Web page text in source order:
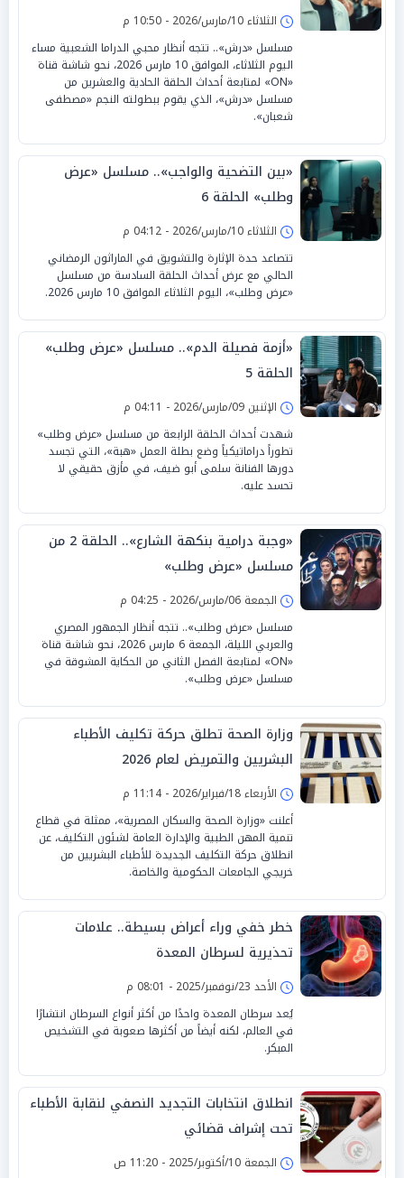
الثلاثاء 10/مارس/2026 - 10:50 م
مسلسل «درش».. تتجه أنظار محبي الدراما الشعبية مساء
اليوم الثلاثاء، الموافق 10 مارس 2026، نحو شاشة قناة
«ON» لمتابعة أحداث الحلقة الحادية والعشرين من
مسلسل «درش»، الذي يقوم ببطولته النجم «مصطفى
شعبان».
«بين التضحية والواجب».. مسلسل «عرض
وطلب» الحلقة 6
الثلاثاء 10/مارس/2026 - 04:12 م
تتصاعد حدة الإثارة والتشويق في الماراثون الرمضاني
الحالي مع عرض أحداث الحلقة السادسة من مسلسل
«عرض وطلب»، اليوم الثلاثاء الموافق 10 مارس 2026.
«أزمة فصيلة الدم».. مسلسل «عرض وطلب»
الحلقة 5
الإثنين 09/مارس/2026 - 04:11 م
شهدت أحداث الحلقة الرابعة من مسلسل «عرض وطلب»
تطوراً دراماتيكياً وضع بطلة العمل «هبة»، التي تجسد
دورها الفنانة سلمى أبو ضيف، في مأزق حقيقي لا
تحسد عليه.
«وجبة درامية بنكهة الشارع».. الحلقة 2 من
مسلسل «عرض وطلب»
الجمعة 06/مارس/2026 - 04:25 م
مسلسل «عرض وطلب».. تتجه أنظار الجمهور المصري
والعربي الليلة، الجمعة 6 مارس 2026، نحو شاشة قناة
«ON» لمتابعة الفصل الثاني من الحكاية المشوقة في
مسلسل «عرض وطلب».
وزارة الصحة تطلق حركة تكليف الأطباء
البشريين والتمريض لعام 2026
الأربعاء 18/فبراير/2026 - 11:14 م
أعلنت «وزارة الصحة والسكان المصرية»، ممثلة في قطاع
تنمية المهن الطبية والإدارة العامة لشئون التكليف، عن
انطلاق حركة التكليف الجديدة للأطباء البشريين من
خريجي الجامعات الحكومية والخاصة.
خطر خفي وراء أعراض بسيطة.. علامات
تحذيرية لسرطان المعدة
الأحد 23/نوفمبر/2025 - 08:01 م
يُعد سرطان المعدة واحدًا من أكثر أنواع السرطان انتشارًا
في العالم، لكنه أيضاً من أكثرها صعوبة في التشخيص
المبكر.
انطلاق انتخابات التجديد النصفي لنقابة الأطباء
تحت إشراف قضائي
الجمعة 10/أكتوبر/2025 - 11:20 ص